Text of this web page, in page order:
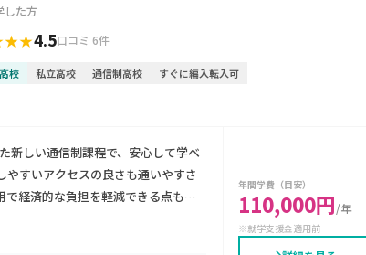
した方
4.5口コミ 6件
校 私立高校 通信制高校 すぐに編入転入可
新しい通信制課程で、安心して学べ
すいアクセスの良さも通いやすさ
経済的な負担を軽減できる点も安
としておすすめです。
年間学費（目安）
110,000円/年
※就学支援金適用前